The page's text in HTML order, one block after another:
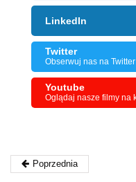
LinkedIn
Twitter
Obserwuj nas na Twitter
Youtube
Oglądaj nasze filmy na
Poprzednia